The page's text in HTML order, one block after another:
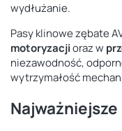
wydłużanie.
Pasy klinowe zębate
motoryzacjioraz w
niezawodność,
wytrzymałość